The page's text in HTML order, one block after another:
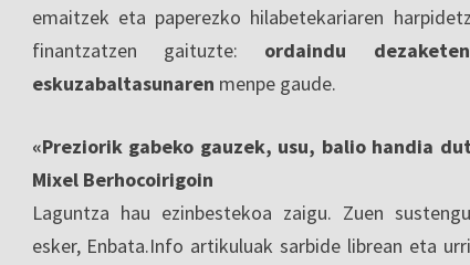
emaitzek eta paperezko hilabetekariaren
finantzatzen gaituzte: ordaindu
eskuzabaltasunaren menpe gaude.
«Preziorik gabeko gauzek, usu, balio handia
Mixel Berhocoirigoin
Laguntza hau ezinbestekoa zaigu. Zuen
esker, Enbata.Info artikuluak sarbide librean eta